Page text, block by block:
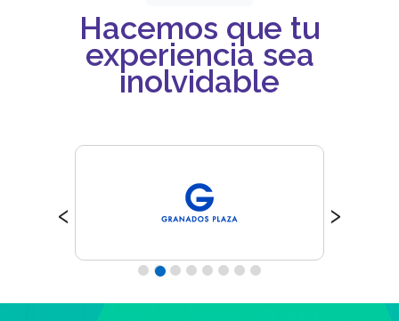
Hacemos que tu
experiencia sea
inolvidable
‹ ›